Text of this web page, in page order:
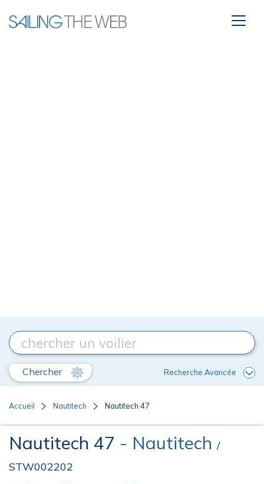
Chercher Recherche Avancée
Accueil Nautitech Nautitech 47
Nautitech 47 - Nautitech /
STW002202